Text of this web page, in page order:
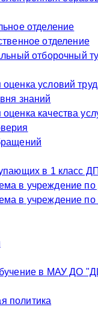
отделение
отделение
отборочный
условий
знаний
качества
в 1 класс
в МАУ ДО
политика